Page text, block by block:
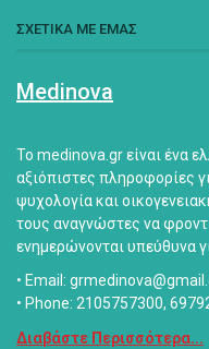
ΣΧΕΤΙΚΑ ΜΕ ΕΜΑΣ
Medinova
Το medinova.gr είναι ένα
αξιόπιστες πληροφορίες
ψυχολογία και
τους αναγνώστες να
ενημερώνονται υπεύθυνα
• Email:
• Phone: 2105757300,
Διαβάστε Περισσότερα...